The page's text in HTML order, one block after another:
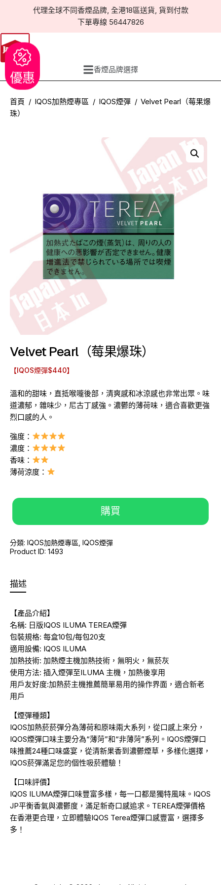
代理全球不同香煙品牌, 全港18區送貨, 貨到付款
下單專線 56447826
香煙品牌選擇
首頁 IQOS加熱煙專區 IQOS煙彈
Velvet Pearl（莓果爆
珠）
Velvet Pearl（莓果爆珠）
【IQOS煙彈$440】
溫和的甜味，直抵喉嚨後部，清爽感和冰涼感也非常出眾。味
道濃郁，雜味少，尼古丁感強。濃鬱的薄荷味，適合喜歡更強
烈口感的人。
強度：
濃度：
香味：
薄荷涼度：
購買
分類: IQOS加熱煙專區 IQOS煙彈
Product ID: 1493
描述
【產品介紹】
名稱: 日版IQOS ILUMA TEREA煙彈
包裝規格: 每盒10包/每包20支
適用設備: IQOS ILUMA
加熱技術: 加熱煙主機加熱技術，無明火，無菸灰
使用方法: 插入煙彈至ILUMA 主機，加熱後享用
用戶友好度:加熱菸主機推薦簡單易用的操作界面，適合新老
用戶
【煙彈種類】
IQOS加熱菸菸彈分為薄荷和原味兩大系列，從口感上來分，
IQOS煙彈口味主要分為“薄菏”和“非薄菏”系列。IQOS煙彈口
味推薦24種口味盛宴，從清新果香到濃鬱煙草，多樣化選擇，
IQOS菸彈滿足您的個性吸菸體驗！
【口味評價】
IQOS ILUMA煙彈口味豐富多樣，每一口都是獨特風味。IQOS
JP平衡香氣與濃鬱度，滿足新奇口感追求。TEREA煙彈價格
在香港更合理，立即體驗IQOS Terea煙彈口感豐富，選擇多
多！
優惠